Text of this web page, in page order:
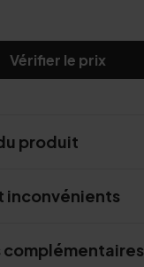
Vérifier le prix
produit
inconvénients